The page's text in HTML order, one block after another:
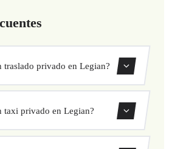
traslado privado en Legian?
de reserva para buscar y confirmar
Elige recogida y destino, selecciona
taxi privado en Legian?